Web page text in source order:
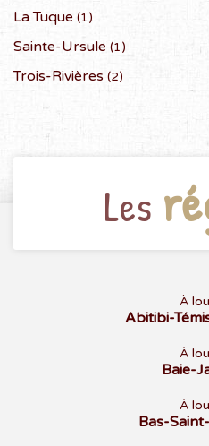
La Tuque (1)
Sainte-Ursule (1)
Trois-Rivières (2)
Les
À
Abitibi-
À
Baie-
À
Bas-